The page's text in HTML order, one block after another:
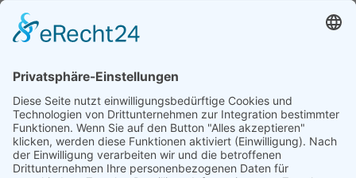
Spenden können steuerlich abgesetzt werden
Förderung
© 1987 – 2025
Storchenhof Loburg e.V.
Alle Rechte vorbehalten.